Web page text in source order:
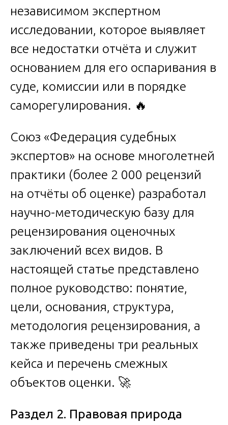
независимом экспертном
исследовании, которое выявляет
все недостатки отчёта и служит
основанием для его оспаривания в
суде, комиссии или в порядке
саморегулирования. 🔥
Союз «Федерация судебных
экспертов» на основе многолетней
практики (более 2 000 рецензий
на отчёты об оценке) разработал
научно-методическую базу для
рецензирования оценочных
заключений всех видов. В
настоящей статье представлено
полное руководство: понятие,
цели, основания, структура,
методология рецензирования, а
также приведены три реальных
кейса и перечень смежных
объектов оценки. 🚀
Раздел 2. Правовая природа